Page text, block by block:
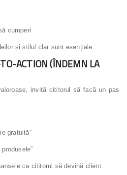
cumperi
și stilul clar sunt esențiale.
ACTION (ÎNDEMN LA
invită cititorul să facă un pas
gratuită”
ca cititorul să devină client.